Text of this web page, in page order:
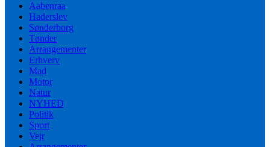
Aabenraa
Haderslev
Sønderborg
Tønder
Arrangementer
Erhverv
Mad
Motor
Natur
NYHED
Politik
Sport
Vejr